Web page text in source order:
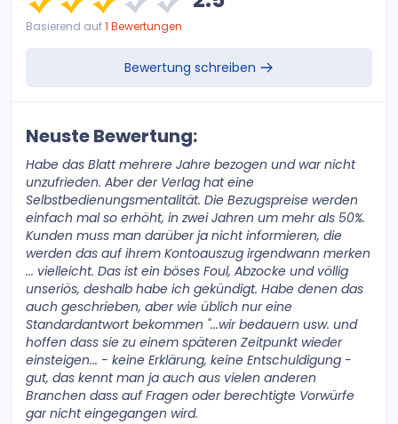
Basierend auf1 Bewertungen
Bewertung schreiben
Neuste Bewertung:
Habe das Blatt mehrere Jahre bezogen und war nicht
unzufrieden. Aber der Verlag hat eine
Selbstbedienungsmentalität. Die Bezugspreise werden
einfach mal so erhöht, in zwei Jahren um mehr als 50%.
Kunden muss man darüber ja nicht informieren, die
werden das auf ihrem Kontoauszug irgendwann merken
... vielleicht. Das ist ein böses Foul, Abzocke und völlig
unseriös, deshalb habe ich gekündigt. Habe denen das
auch geschrieben, aber wie üblich nur eine
Standardantwort bekommen "...wir bedauern usw. und
hoffen dass sie zu einem späteren Zeitpunkt wieder
einsteigen... - keine Erklärung, keine Entschuldigung -
gut, das kennt man ja auch aus vielen anderen
Branchen dass auf Fragen oder berechtigte Vorwürfe
gar nicht eingegangen wird.